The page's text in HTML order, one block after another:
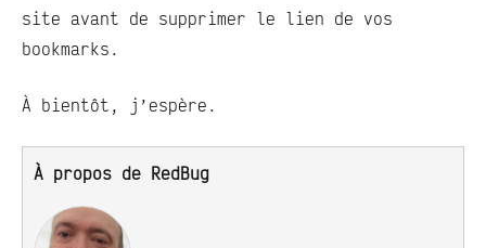
site avant de supprimer le lien de vos
bookmarks.
À bientôt, j’espère.
À propos de RedBug